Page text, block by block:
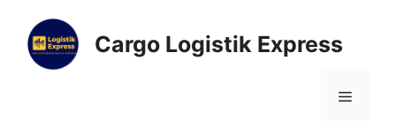
Cargo Logistik Express